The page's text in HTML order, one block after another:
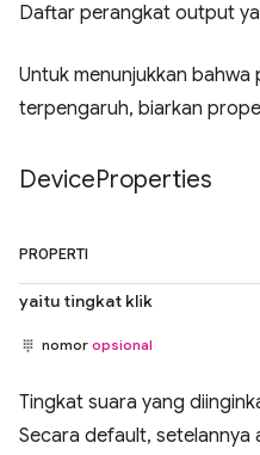
Daftar perangkat output
Untuk menunjukkan
terpengaruh, biarkan
DeviceProperties
PROPERTI
yaitu tingkat klik
nomor opsional
Tingkat suara yang
Secara default, setelannya